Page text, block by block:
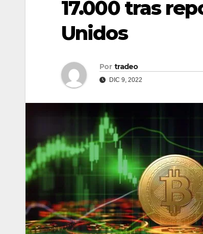
17.000 tras
Unidos
Por tradeo
DIC 9, 2022